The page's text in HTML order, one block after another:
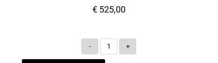
€ 525,00
Quantità